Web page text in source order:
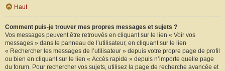
Haut
Comment puis-je trouver mes propres messages et sujets ?
Vos messages peuvent être retrouvés en cliquant sur le lien « Voir vos
messages » dans le panneau de l’utilisateur, en cliquant sur le lien
« Rechercher les messages de l’utilisateur » depuis votre propre page de profil
ou bien en cliquant sur le lien « Accès rapide » depuis n’importe quelle page
du forum. Pour rechercher vos sujets, utilisez la page de recherche avancée et